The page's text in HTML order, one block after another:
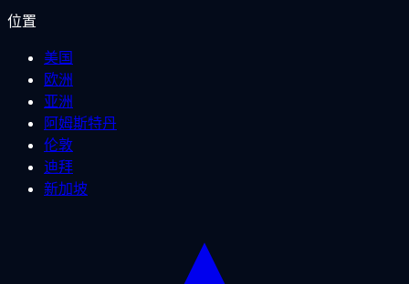
位置
美国
欧洲
亚洲
阿姆斯特丹
伦敦
迪拜
新加坡